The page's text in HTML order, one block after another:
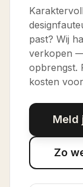
past? Wij
verkopen
opbrengst.
kosten
Meld
Zo